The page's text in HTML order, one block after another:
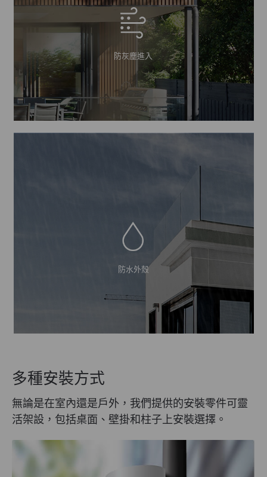
防灰塵進入
防水外殼
多種安裝方式
無論是在室內還是戶外，我們提供的安裝零件可靈
活架設，包括桌面、壁掛和柱子上安裝選擇。